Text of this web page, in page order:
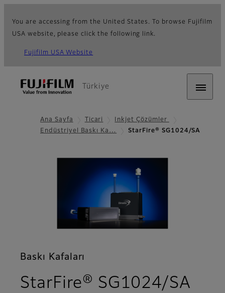
You are accessing from the United States. To browse Fujifilm
USA website, please click the following link.
Fujifilm USA Website
Türkiye
Ana Sayfa Ticari
Inkjet Çözümler
Endüstriyel Baskı Ka…
StarFire® SG1024/SA
Baskı Kafaları
StarFire® SG1024/SA